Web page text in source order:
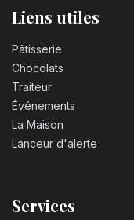
Liens utiles
Pâtisserie
Chocolats
Traiteur
Événements
La Maison
Lanceur d'alerte
Services